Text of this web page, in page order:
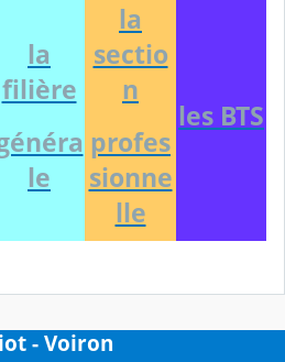
la
filière
le
la
sectio
n
profes
sionne
lle
les BTS
- Voiron